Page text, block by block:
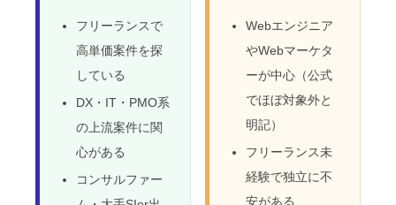
フリーランスで
高単価案件を探
している
DX・IT・PMO系
の上流案件に関
心がある
コンサルファー
Webエンジニア
やWebマーケタ
ーが中心（公式
でほぼ対象外と
明記）
フリーランス未
経験で独立に不
安がある